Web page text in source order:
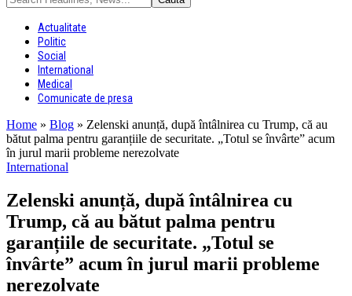
Actualitate
Politic
Social
International
Medical
Comunicate de presa
Home » Blog » Zelenski anunță, după întâlnirea cu Trump, că au
bătut palma pentru garanțiile de securitate. „Totul se învârte” acum
în jurul marii probleme nerezolvate
International
Zelenski anunță, după întâlnirea cu
Trump, că au bătut palma pentru
garanțiile de securitate. „Totul se
învârte” acum în jurul marii probleme
nerezolvate